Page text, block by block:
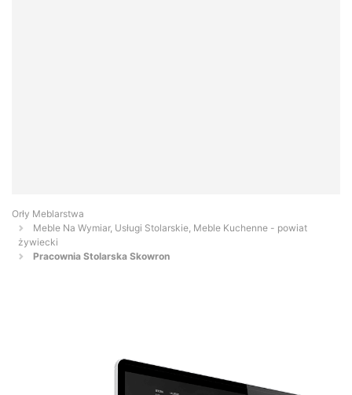
Orły Meblarstwa
Meble Na Wymiar, Usługi Stolarskie, Meble Kuchenne - powiat
żywiecki
Pracownia Stolarska Skowron